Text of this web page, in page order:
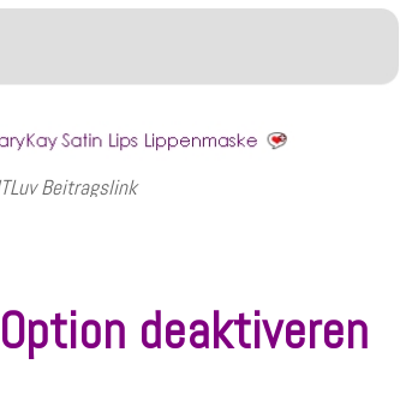
Beitragslink
deaktiveren